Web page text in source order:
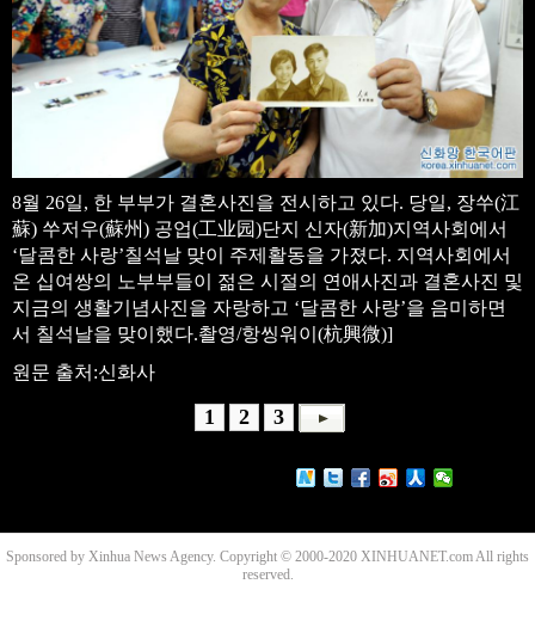
8월 26일, 한 부부가 결혼사진을 전시하고 있다. 당일, 장쑤(江
蘇) 쑤저우(蘇州) 공업(工业园)단지 신자(新加)지역사회에서
‘달콤한 사랑’칠석날 맞이 주제활동을 가졌다. 지역사회에서
온 십여쌍의 노부부들이 젊은 시절의 연애사진과 결혼사진 및
지금의 생활기념사진을 자랑하고 ‘달콤한 사랑’을 음미하면
서 칠석날을 맞이했다.촬영/항씽워이(杭興微)]
원문 출처:신화사
1 2 3